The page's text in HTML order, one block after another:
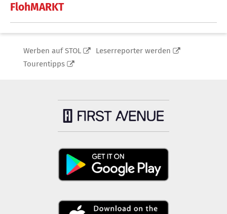
FlohMARKT
Werben auf STOL
Leserreporter werden
Tourentipps